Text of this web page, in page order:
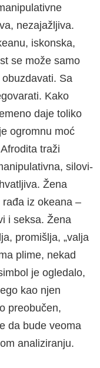
nezajažljiva.
iskonska,
se može samo
Sa
Kako
daje toliko
ogromnu moć
traži
silovi­
Žena
iz okea­na –
i seksa. Žena
pro­mišlja, „valja
plime, nekad
je ogledalo,
kao njen
preobučen,
da bude veoma
analiziranju.